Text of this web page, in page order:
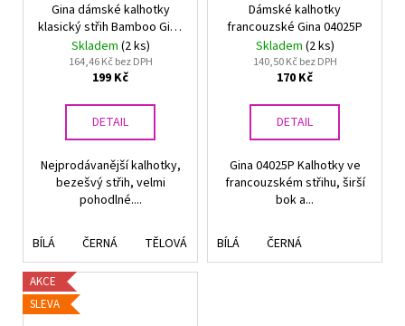
Gina dámské kalhotky
klasický střih Bamboo Gina
00019
Skladem (2 ks)
164,46 Kč bez DPH
199 Kč
DETAIL
Nejprodávanější kalhotky,
bezešvý střih, velmi
pohodlné....
BÍLÁ ČERNÁ TĚLOVÁ VANILKA BRANDY
Dámské kalhotky
francouzské Gina 04025P
Skladem (2 ks)
140,50 Kč bez DPH
170 Kč
DETAIL
Gina 04025P Kalhotky ve
francouzském střihu, širší
bok a...
BÍLÁ ČERNÁ
AKCE
SLEVA